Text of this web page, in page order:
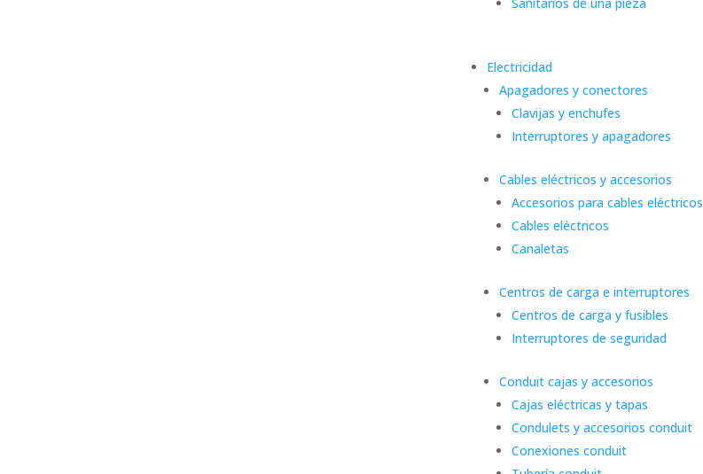
Electricidad
Apagadores y conectores
Clavijas y enchufes
Interruptores y apagadores
Cables eléctricos y accesorios
Accesorios para cables eléctricos
Cables eléctricos
Canaletas
Centros de carga e interruptores
Centros de carga y fusibles
Interruptores de seguridad
Conduit cajas y accesorios
Cajas eléctricas y tapas
Condulets y accesorios conduit
Conexiones conduit